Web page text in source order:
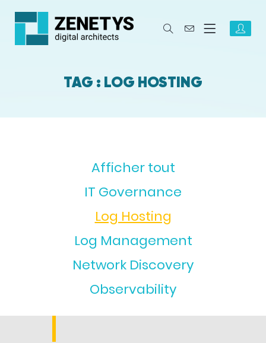
TAG : LOG HOSTING
Afficher tout
IT Governance
Log Hosting
Log Management
Network Discovery
Observability